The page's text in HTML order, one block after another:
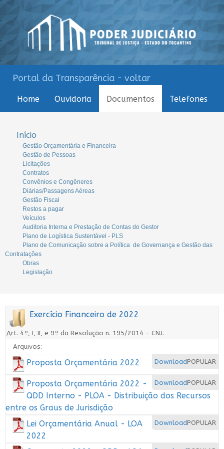
Portal da Transparência - voltar
Home Ouvidoria Documentos Telefones
Início
Gestão Orçamentária e Financeira
Gestão de Pessoas
Licitações
Contratos
Convênios e Congêneres
Diárias/Passagens Aéreas
Gestão Fiscal
Restos a pagar
Veículos
Auditoria Interna e Prestação de Contas do Gestor
Plano de Logística Sustentável - PLS
Plano de Comunicação sobre a Política de Governança e Gestão das
Contratações
Obras
Legislação
Exercício Financeiro de 2022
Art. 4º, I, II, e 9º da Resolução n. 195/2014 - CNJ.
Arquivos:
POPULAR
Download
Proposta Orçamentária 2022
POPULAR
Download
Proposta Orçamentária 2022 -
QDD Interno - PLOA - Distribuição dos Recursos
entre os Graus de Jurisdição
POPULAR
Download
Lei Orçamentária Anual - LOA
2022